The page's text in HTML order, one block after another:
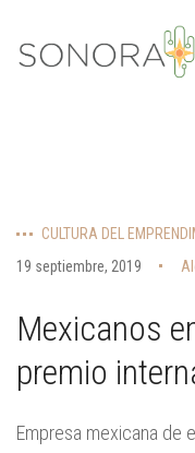
CULTURA DEL
19 septiembre, 2019
Mexicanos
premio
Empresa mexicana de